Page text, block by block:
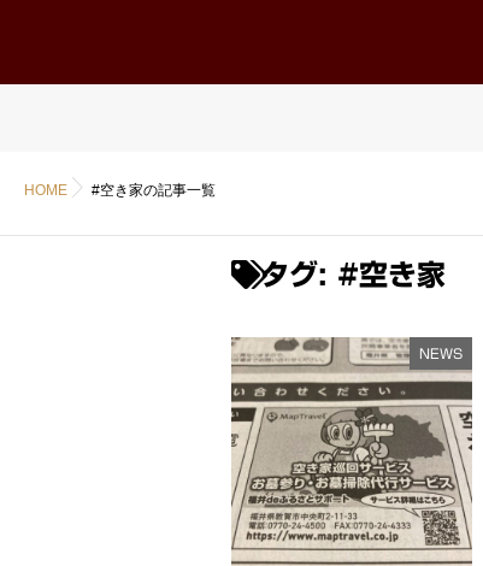
HOME #空き家の記事一覧
タグ: #空き家
NEWS